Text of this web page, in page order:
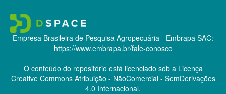
Empresa Brasileira de Pesquisa Agropecuária - Embrapa SAC:
https://www.embrapa.br/fale-conosco
O conteúdo do repositório está licenciado sob a Licença
Creative CommonsAtribuição - NãoComercial - SemDerivações
4.0 Internacional.